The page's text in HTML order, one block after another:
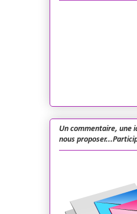
Un commentaire, une
nous